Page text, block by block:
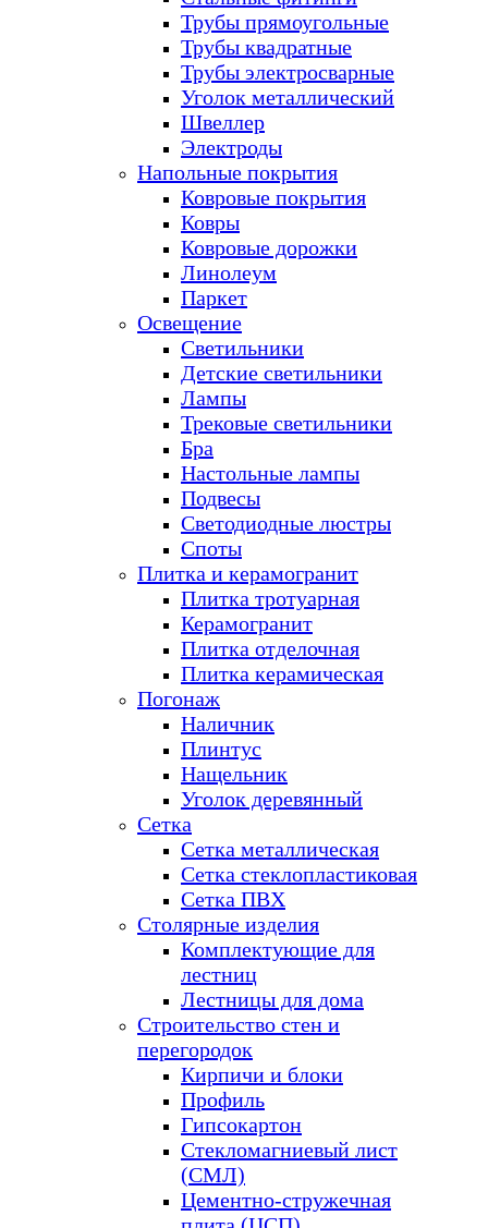
Трубы прямоугольные
Трубы квадратные
Трубы электросварные
Уголок металлический
Швеллер
Электроды
Напольные покрытия
Ковровые покрытия
Ковры
Ковровые дорожки
Линолеум
Паркет
Освещение
Светильники
Детские светильники
Лампы
Трековые светильники
Бра
Настольные лампы
Подвесы
Светодиодные люстры
Споты
Плитка и керамогранит
Плитка тротуарная
Керамогранит
Плитка отделочная
Плитка керамическая
Погонаж
Наличник
Плинтус
Нащельник
Уголок деревянный
Сетка
Сетка металлическая
Сетка стеклопластиковая
Сетка ПВХ
Столярные изделия
Комплектующие для
лестниц
Лестницы для дома
Строительство стен и
перегородок
Кирпичи и блоки
Профиль
Гипсокартон
Стекломагниевый лист
(СМЛ)
Цементно-стружечная